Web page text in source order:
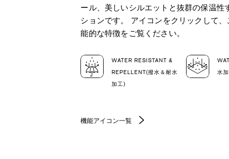
ール、美しいシルエットと抜群の保温性
ションです。 アイコンをクリックして
能的な特徴をご覧ください。
WATER RESISTANT &
REPELLENT(撥水＆耐水
加工)
水
機能アイコン一覧